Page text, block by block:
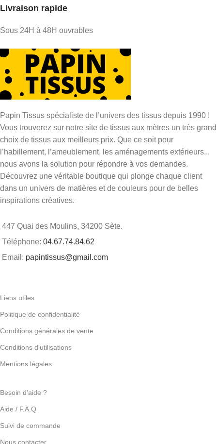
Livraison rapide
Sous 24H à 48H ouvrables
Papin Tissus spécialiste de l’univers des tissus depuis 1990 !
Vous trouverez sur notre site de tissus aux mètres un très grand
choix de tissus aux meilleurs prix. Que ce soit pour
l’habillement, l’ameublement, les aménagements extérieurs..,
nous avons la solution pour répondre à vos demandes.
Découvrez une véritable boutique qui plonge chaque client
dans un univers de matières et de couleurs pour de belles
inspirations créatives.
447 Quai des Moulins, 34200 Sète.
Téléphone: 04.67.74.84.62
Email: papintissus@gmail.com
Liens utiles
Politique de confidentialité
Conditions générales de vente
Conditions d'utilisations
Mentions légales
Besoin d'aide ?
Aide / F.A.Q
Suivi de commande
Nous contacter